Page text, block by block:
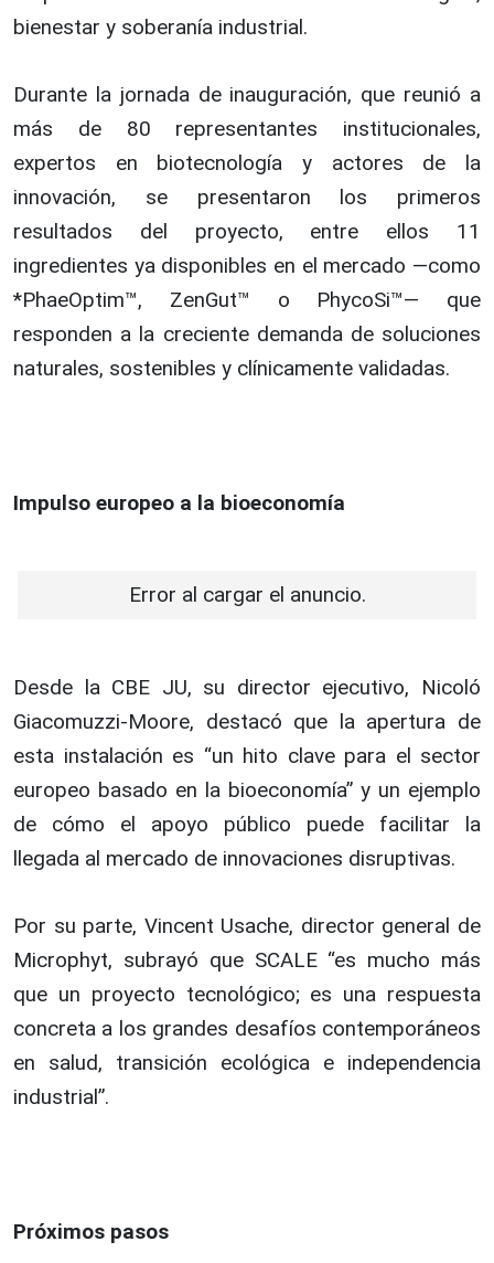
bienestar y soberanía industrial.
Durante la jornada de inauguración, que reunió a
más de 80 representantes institucionales,
expertos en biotecnología y actores de la
innovación, se presentaron los primeros
resultados del proyecto, entre ellos 11
ingredientes ya disponibles en el mercado —como
*PhaeOptim™, ZenGut™ o PhycoSi™— que
responden a la creciente demanda de soluciones
naturales, sostenibles y clínicamente validadas.
Impulso europeo a la bioeconomía
Error al cargar el anuncio.
Desde la CBE JU, su director ejecutivo, Nicoló
Giacomuzzi-Moore, destacó que la apertura de
esta instalación es “un hito clave para el sector
europeo basado en la bioeconomía” y un ejemplo
de cómo el apoyo público puede facilitar la
llegada al mercado de innovaciones disruptivas.
Por su parte, Vincent Usache, director general de
Microphyt, subrayó que SCALE “es mucho más
que un proyecto tecnológico; es una respuesta
concreta a los grandes desafíos contemporáneos
en salud, transición ecológica e independencia
industrial”.
Próximos pasos